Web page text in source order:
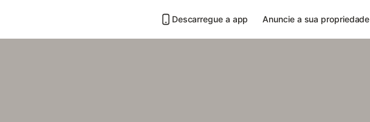
Descarregue a app Anuncie a sua propriedade